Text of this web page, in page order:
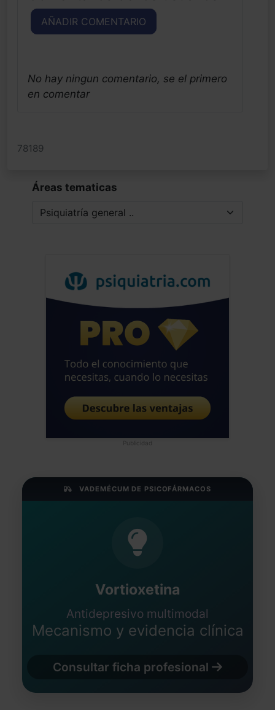
AÑADIR COMENTARIO
No hay ningun comentario, se el primero
en comentar
78189
Áreas tematicas
Publicidad
VADEMÉCUM DE PSICOFÁRMACOS
Vortioxetina
Antidepresivo multimodal
Mecanismo y evidencia clínica
Consultar ficha profesional